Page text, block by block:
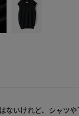
ないけれど、シャツ